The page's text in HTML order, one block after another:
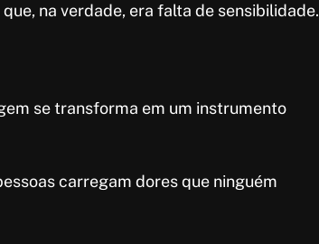
na verdade, era falta de sensibilidade.
se transforma em um instrumento
carregam dores que ninguém